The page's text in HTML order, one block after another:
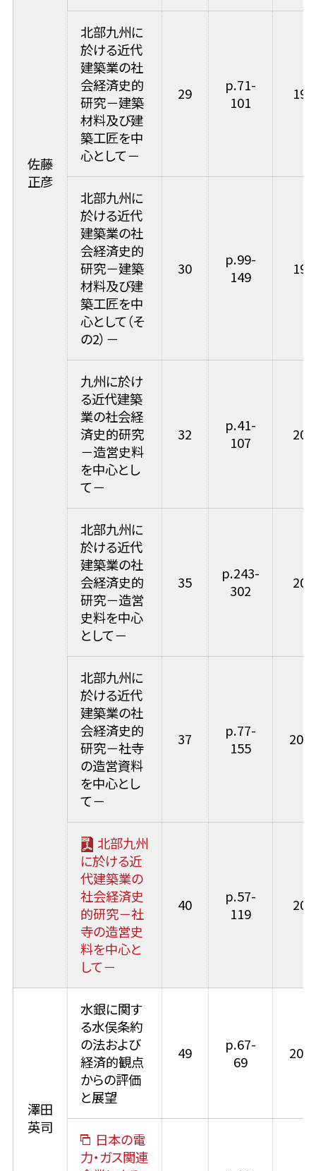
佐藤
正彦
北部九州に
於ける近代
建築業の社
会経済史的
研究－建築
材料及び建
築工匠を中
心として－
29
p.71-
101
北部九州に
於ける近代
建築業の社
会経済史的
研究－建築
材料及び建
築工匠を中
心として（そ
の2）－
30
p.99-
149
九州に於け
る近代建築
業の社会経
済史的研究
－造営史料
を中心とし
て－
32
p.41-
107
北部九州に
於ける近代
建築業の社
会経済史的
研究－造営
史料を中心
として－
35
p.243-
302
北部九州に
於ける近代
建築業の社
会経済史的
研究－社寺
の造営資料
を中心とし
て－
37
p.77-
155
北部九州
に於ける近
代建築業の
社会経済史
的研究－社
寺の造営史
料を中心と
して－
40
p.57-
119
澤田
英司
水銀に関す
る水俣条約
の法および
経済的観点
からの評価
と展望
49
p.67-
69
日本の電
力・ガス関連